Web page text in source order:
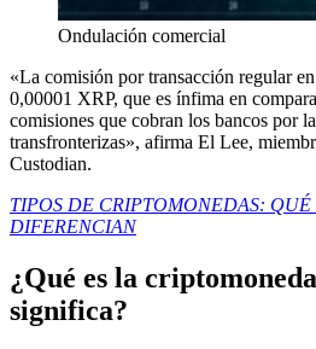
Ondulación comercial
«La comisión por transacción regular
0,00001 XRP, que es ínfima en
comisiones que cobran los bancos por
transfronterizas», afirma El Lee,
Custodian.
TIPOS DE CRIPTOMONEDAS: QUÉ
DIFERENCIAN
¿Qué es la
significa?